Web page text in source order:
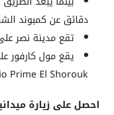
دقائق عن كمبوند
تقع مدينة نصر على بعد 20 دقيقة
Prime El Shorouk.
احصل على زيارة